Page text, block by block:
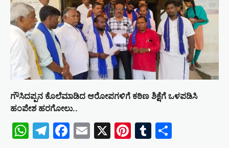
ಗೌಸಿದಪ್ಪನ ಕೊಲೆಮಾಡಿದ ಆರೋಪಗಳಿಗೆ ಕಠಿಣ ಶಿಕ್ಷೆಗೆ ಒಳಪಡಿಸಿ
ಹಂಪೇಶ ಹರಗೋಲು..
WhatsApp
Telegram
Facebook
Email
X Pinterest
Tumblr